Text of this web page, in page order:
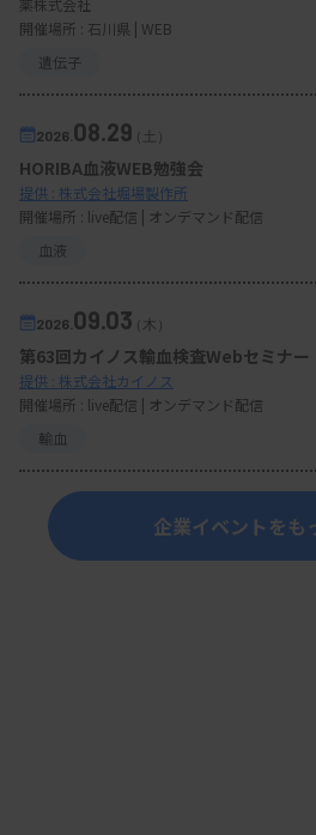
薬株式会社
開催場所 : 石川県 | WEB
遺伝子
2026. 08.29（土）
HORIBA血液WEB勉強会
提供 : 株式会社堀場製作所
開催場所 : live配信 | オンデマンド配信
血液
2026. 09.03（木）
第63回カイノス輸血検査Webセミナー
提供 : 株式会社カイノス
開催場所 : live配信 | オンデマンド配信
輸血
企業イベントをも